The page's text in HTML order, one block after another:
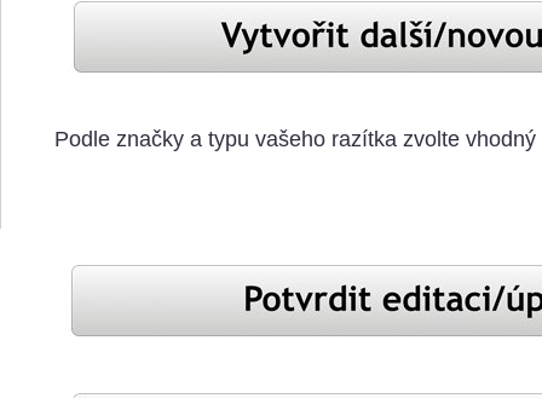
Podle značky a typu vašeho razítka zvolte